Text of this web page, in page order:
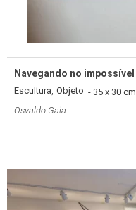
Navegando no impossível
Escultura, Objeto - 35 x 30 cm
Osvaldo Gaia